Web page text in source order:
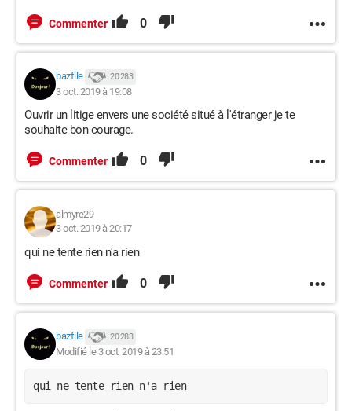
Commenter 0
bazfile 20 283
3 oct. 2019 à 19:08
Ouvrir un litige envers une société situé à l'étranger je te
souhaite bon courage.
Commenter 0
almyre29
3 oct. 2019 à 20:17
qui ne tente rien n'a rien
Commenter 0
bazfile 20 283
Modifié le 3 oct. 2019 à 23:51
qui ne tente rien n'a rien